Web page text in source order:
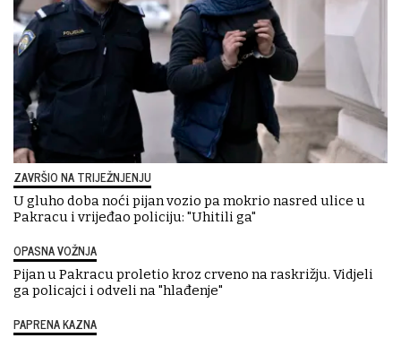
ZAVRŠIO NA TRIJEŽNJENJU
U gluho doba noći pijan vozio pa mokrio nasred ulice u
Pakracu i vrijeđao policiju: "Uhitili ga"
OPASNA VOŽNJA
Pijan u Pakracu proletio kroz crveno na raskrižju. Vidjeli
ga policajci i odveli na "hlađenje"
PAPRENA KAZNA